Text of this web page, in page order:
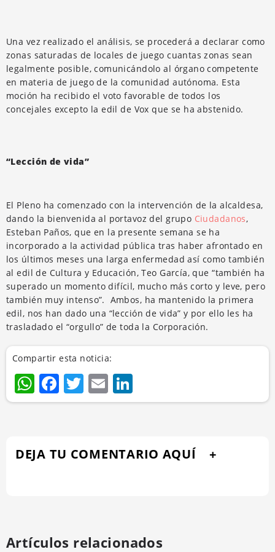
Una vez realizado el análisis, se procederá a declarar como
zonas saturadas de locales de juego cuantas zonas sean
legalmente posible, comunicándolo al órgano competente
en materia de juego de la comunidad autónoma. Esta
moción ha recibido el voto favorable de todos los
concejales excepto la edil de Vox que se ha abstenido.
“Lección de vida”
El Pleno ha comenzado con la intervención de la alcaldesa,
dando la bienvenida al portavoz del grupo Ciudadanos,
Esteban Paños, que en la presente semana se ha
incorporado a la actividad pública tras haber afrontado en
los últimos meses una larga enfermedad así como también
al edil de Cultura y Educación, Teo García, que “también ha
superado un momento difícil, mucho más corto y leve, pero
también muy intenso”. Ambos, ha mantenido la primera
edil, nos han dado una “lección de vida” y por ello les ha
trasladado el “orgullo” de toda la Corporación.
Compartir esta noticia:
WhatsApp
Facebook
Twitter
Email
DEJA TU COMENTARIO AQUÍ
Artículos relacionados